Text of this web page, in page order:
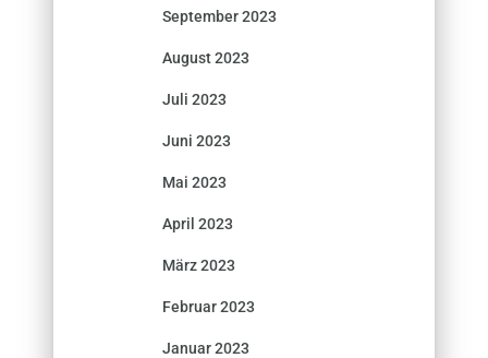
September 2023
August 2023
Juli 2023
Juni 2023
Mai 2023
April 2023
März 2023
Februar 2023
Januar 2023